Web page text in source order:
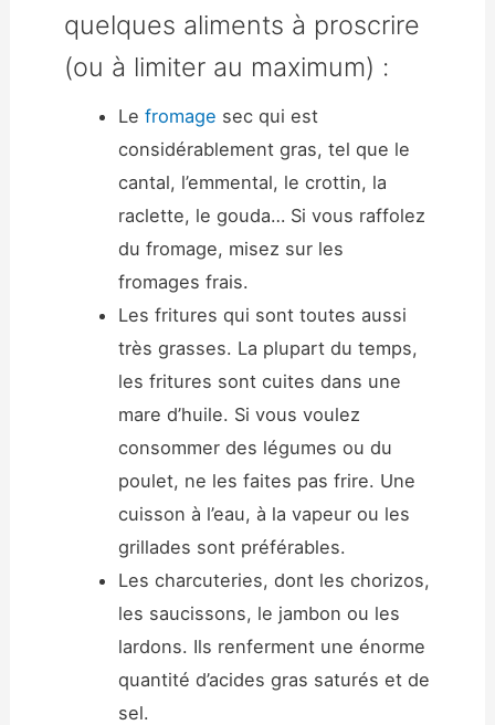
quelques aliments à proscrire
(ou à limiter au maximum) :
Lefromage sec qui est
considérablement gras, tel que le
cantal, l’emmental, le crottin, la
raclette, le gouda… Si vous raffolez
du fromage, misez sur les
fromages frais.
Les fritures qui sont toutes aussi
très grasses. La plupart du temps,
les fritures sont cuites dans une
mare d’huile. Si vous voulez
consommer des légumes ou du
poulet, ne les faites pas frire. Une
cuisson à l’eau, à la vapeur ou les
grillades sont préférables.
Les charcuteries, dont les chorizos,
les saucissons, le jambon ou les
lardons. Ils renferment une énorme
quantité d’acides gras saturés et de
sel.